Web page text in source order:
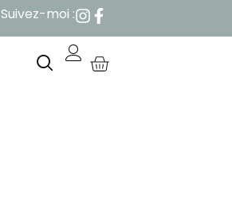
Suivez-moi :